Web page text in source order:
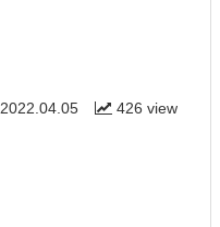
426 view
2022.04.05